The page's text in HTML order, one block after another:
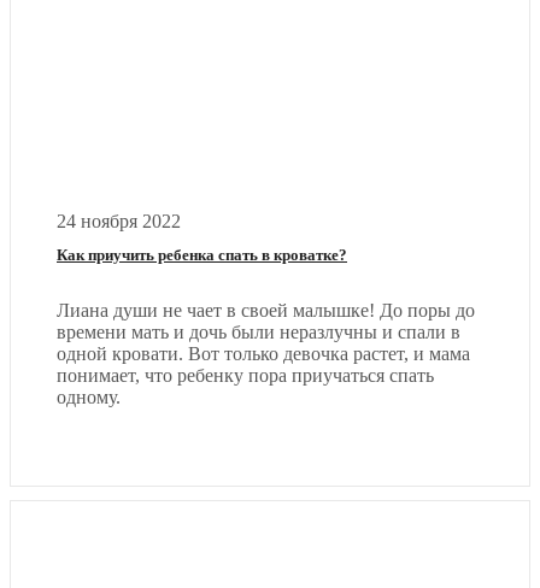
24 ноября 2022
Как приучить ребенка спать в кроватке?
Лиана души не чает в своей малышке! До поры до
времени мать и дочь были неразлучны и спали в
одной кровати. Вот только девочка растет, и мама
понимает, что ребенку пора приучаться спать
одному.